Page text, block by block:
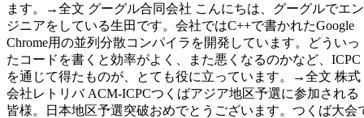
ます。→全文 グーグル合同会社 こんにちは、グーグルでエン
ジニアをしている生田です。会社ではC++で書かれたGoogle
Chrome用の並列分散コンパイラを開発しています。どういっ
たコードを書くと効率がよく、また悪くなるのかなど、ICPC
を通じて得たものが、とても役に立っています。→全文 株式
会社レトリバ ACM-ICPCつくばアジア地区予選に参加される
皆様。日本地区予選突破おめでとうございます。つくば大会